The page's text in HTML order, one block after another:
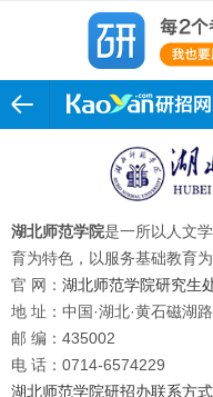
湖北师范学院是一所以人文
育为特色，以服务基础教育
官 网： 湖北师范学院研究生
地 址：中国·湖北·黄石磁湖
邮 编：435002
电 话：0714-6574229
湖北师范学院研招办联系方式